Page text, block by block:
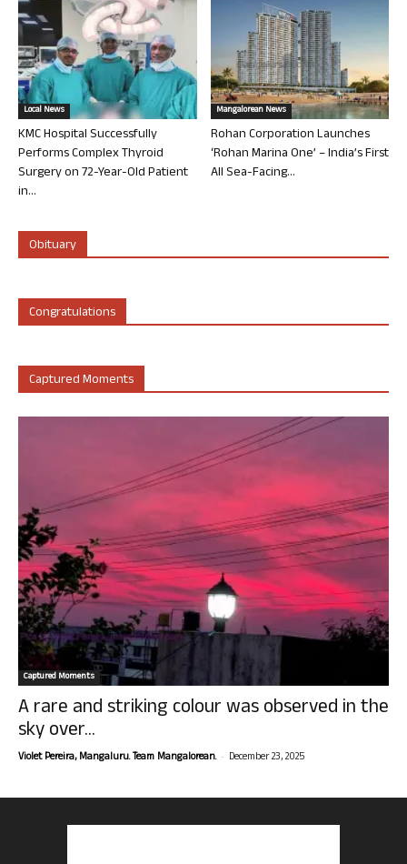
Local News
KMC Hospital Successfully
Performs Complex Thyroid
Surgery on 72-Year-Old Patient
in...
Mangalorean News
Rohan Corporation Launches
‘Rohan Marina One’ – India’s First
All Sea-Facing...
Obituary
Congratulations
Captured Moments
Captured Moments
A rare and striking colour was observed in the
sky over...
Violet Pereira, Mangaluru. Team Mangalorean. - December 23, 2025